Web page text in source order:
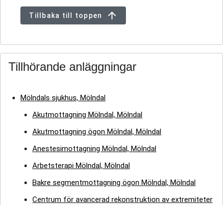
Tillbaka till toppen
Tillhörande anläggningar
Mölndals sjukhus, Mölndal
Akutmottagning Mölndal, Mölndal
Akutmottagning ögon Mölndal, Mölndal
Anestesimottagning Mölndal, Mölndal
Arbetsterapi Mölndal, Mölndal
Bakre segmentmottagning ögon Mölndal, Mölndal
Centrum för avancerad rekonstruktion av extremiteter